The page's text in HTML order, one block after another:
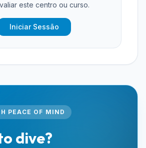
este centro ou curso.
Iniciar Sessão
PEACE OF MIND
dive?